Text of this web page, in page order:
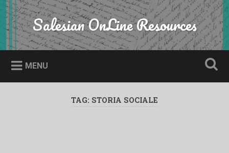
Skip
to
content
Search Salesian OnLine Resources
MENU
TAG: STORIA SOCIALE